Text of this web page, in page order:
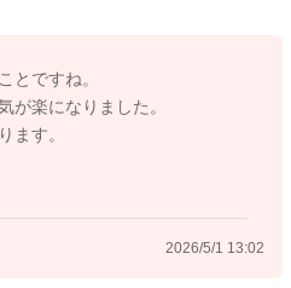
びをしたり、子育て支援センタ
達の刺激を受けたり、お散歩や
いかと思いますよ。お家の中と
んにとって刺激的ですし、おっ
のついたリズムになり、お昼寝
とですね。
が楽になりました。
ます。
2026/5/1 13:02